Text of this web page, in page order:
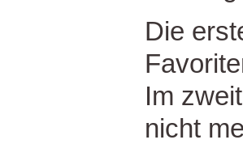
Die
Im
nicht